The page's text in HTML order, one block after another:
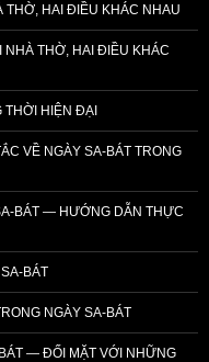
THỜ, HAI ĐIỀU KHÁC NHAU
NHÀ THỜ, HAI ĐIỀU KHÁC
THỜI HIỆN ĐẠI
VỀ NGÀY SA-BÁT TRONG
BÁT — HƯỚNG DẪN THỰC
BÁT
NGÀY SA-BÁT
— ĐỐI MẶT VỚI NHỮNG